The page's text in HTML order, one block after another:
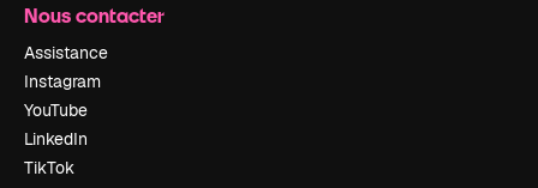
Nous contacter
Assistance
Instagram
YouTube
LinkedIn
TikTok